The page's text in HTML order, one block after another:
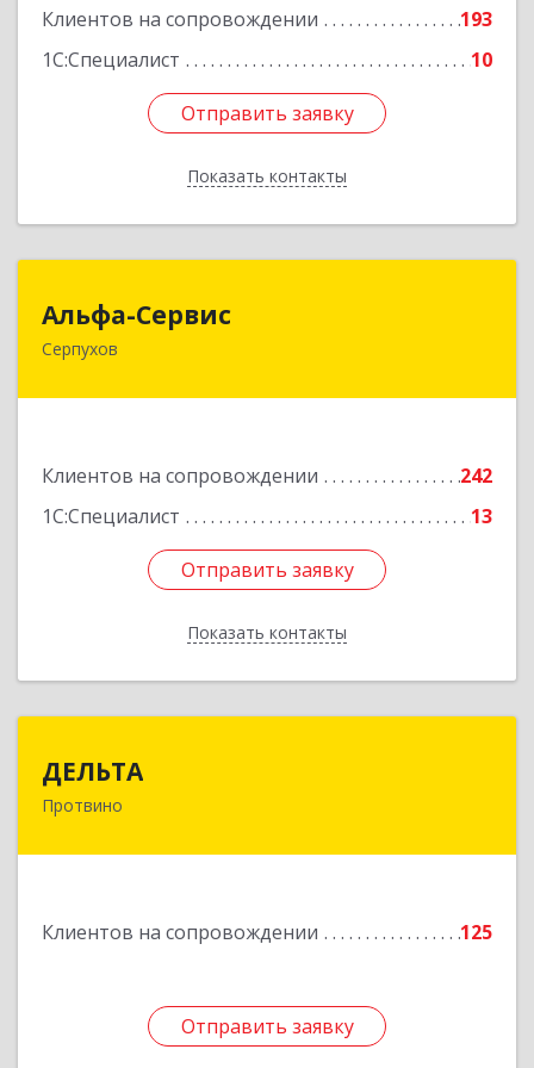
Клиентов на сопровождении
193
1С:Специалист
10
Отправить заявку
Показать контакты
Отправить заявку
Назад
Альфа-Сервис
Серпухов
Клиентов на сопровождении
242
1С:Специалист
13
Отправить заявку
Показать контакты
Отправить заявку
Назад
ДЕЛЬТА
Протвино
Клиентов на сопровождении 125
Отправить заявку
Отправить заявку